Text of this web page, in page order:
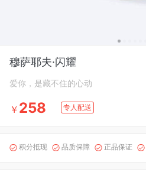
穆萨耶夫·闪耀
爱你，是藏不住的心动
￥ 258 专人配送
 积分抵现  品质保障  正品保证 